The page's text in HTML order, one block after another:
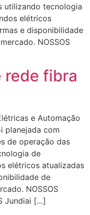
utilizando tecnologia
elétricos
e disponibilidade
NOSSOS
fibra
e Automação
planejada com
de operação das
de
elétricos atualizadas
de
NOSSOS
Jundiai […]